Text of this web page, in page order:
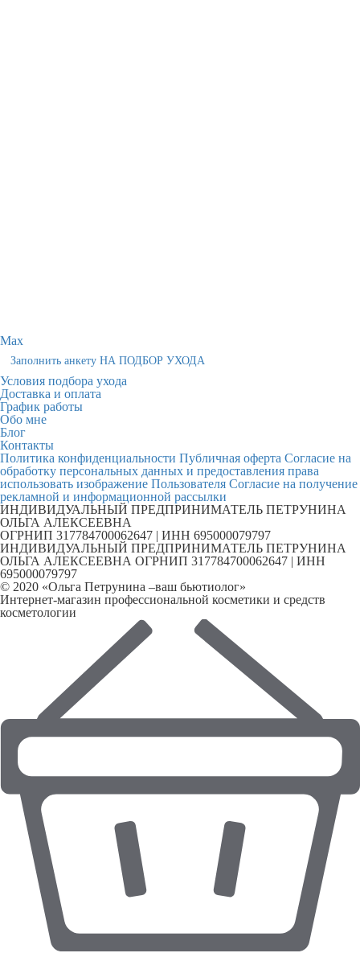
Max
Заполнить анкету НА ПОДБОР УХОДА
Условия подбора ухода
Доставка и оплата
График работы
Обо мне
Блог
Контакты
Политика конфиденциальности Публичная оферта Согласие на
обработку персональных данных и предоставления права
использовать изображение Пользователя Согласие на получение
рекламной и информационной рассылки
ИНДИВИДУАЛЬНЫЙ ПРЕДПРИНИМАТЕЛЬ ПЕТРУНИНА
ОЛЬГА АЛЕКСЕЕВНА
ОГРНИП 317784700062647 | ИНН 695000079797
ИНДИВИДУАЛЬНЫЙ ПРЕДПРИНИМАТЕЛЬ ПЕТРУНИНА
ОЛЬГА АЛЕКСЕЕВНА ОГРНИП 317784700062647 | ИНН
695000079797
© 2020 «Ольга Петрунина –ваш бьютиолог»
Интернет-магазин профессиональной косметики и средств
косметологии